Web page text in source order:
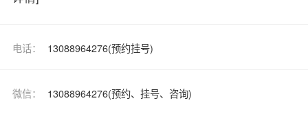
电话： 13088964276(预约挂号)
微信： 13088964276(预约、挂号、咨询)